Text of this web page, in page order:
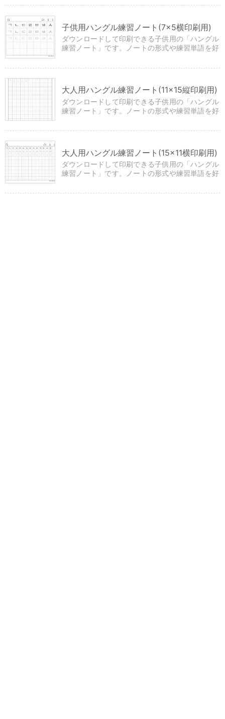
子供用ハングル練習ノート(7×5横印刷用)
ダウンロードして印刷できる子供用の「ハングル
練習ノート」です。ノートの形式や練習単語を好
大人用ハングル練習ノート(11×15縦印刷用)
ダウンロードして印刷できる子供用の「ハングル
練習ノート」です。ノートの形式や練習単語を好
大人用ハングル練習ノート(15×11横印刷用)
ダウンロードして印刷できる子供用の「ハングル
練習ノート」です。ノートの形式や練習単語を好